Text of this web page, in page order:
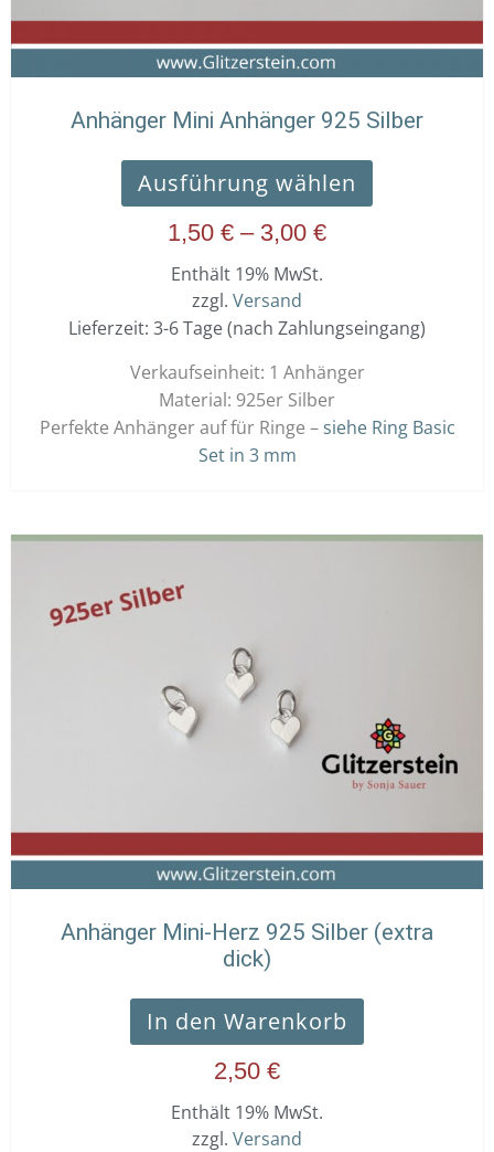
Anhänger Mini Anhänger 925 Silber
Ausführung wählen
gewählt
werden
1,50 € – 3,00 €
Enthält 19% MwSt.
zzgl. Versand
Lieferzeit: 3-6 Tage (nach Zahlungseingang)
Verkaufseinheit: 1 Anhänger
Material: 925er Silber
Perfekte Anhänger auf für Ringe – siehe Ring Basic
Set in 3 mm
Anhänger Mini-Herz 925 Silber (extra
dick)
In den Warenkorb
2,50 €
Enthält 19% MwSt.
zzgl. Versand